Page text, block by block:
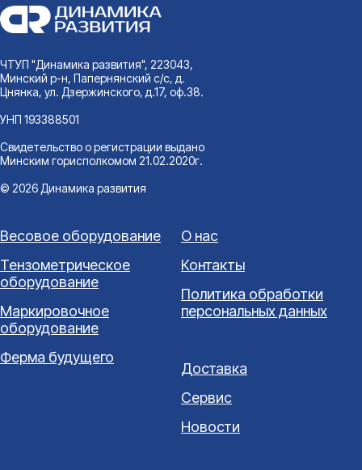
ЧТУП "Динамика развития", 223043,
Минский р-н, Папернянский с/с, д.
Цнянка, ул. Дзержинского, д.17, оф.38.
УНП 193388501
Свидетельство о регистрации выдано
Минским горисполкомом 21.02.2020г.
© 2026 Динамика развития
Весовое оборудование
Тензометрическое
оборудование
Маркировочное
оборудование
Ферма будущего
О нас
Контакты
Политика обработки
персональных данных
Доставка
Сервис
Новости